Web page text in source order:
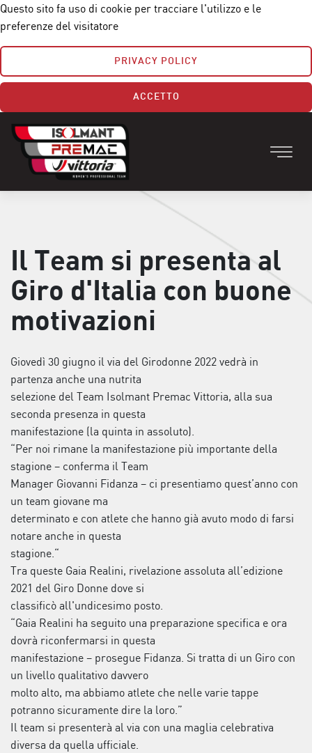
Questo sito fa uso di cookie per tracciare l'utilizzo e le
preferenze del visitatore
PRIVACY POLICY
ACCETTO
Il Team si presenta al
Giro d'Italia con buone
motivazioni
Giovedì 30 giugno il via del Girodonne 2022 vedrà in
partenza anche una nutrita
selezione del Team Isolmant Premac Vittoria, alla sua
seconda presenza in questa
manifestazione (la quinta in assoluto).
“Per noi rimane la manifestazione più importante della
stagione – conferma il Team
Manager Giovanni Fidanza – ci presentiamo quest’anno con
un team giovane ma
determinato e con atlete che hanno già avuto modo di farsi
notare anche in questa
stagione.“
Tra queste Gaia Realini, rivelazione assoluta all’edizione
2021 del Giro Donne dove si
classificò all'undicesimo posto.
“Gaia Realini ha seguito una preparazione specifica e ora
dovrà riconfermarsi in questa
manifestazione – prosegue Fidanza. Si tratta di un Giro con
un livello qualitativo davvero
molto alto, ma abbiamo atlete che nelle varie tappe
potranno sicuramente dire la loro.”
Il team si presenterà al via con una maglia celebrativa
diversa da quella ufficiale.